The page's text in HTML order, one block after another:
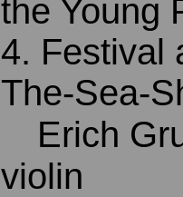
the Young
4. Festival
The-Sea-
Erich
violin